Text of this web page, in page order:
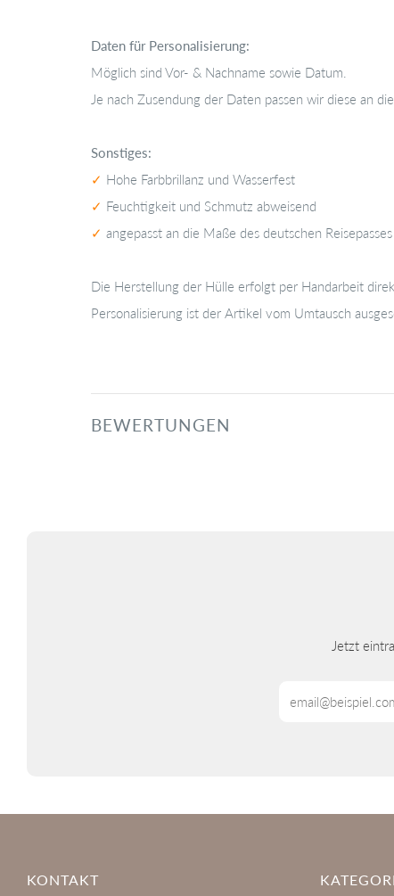
Daten für Personalisierung:
Möglich sind Vor- & Nachname sowie Datum.
Je nach Zusendung der Daten passen wir diese an
Sonstiges:
✓ Hohe Farbbrillanz und Wasserfest
✓ Feuchtigkeit und Schmutz abweisend
✓ angepasst an die Maße des deutschen Reisepasses
Die Herstellung der Hülle erfolgt per Handarbeit
Personalisierung ist der Artikel vom Umtausch
BEWERTUNGEN
Jetzt
KONTAKT